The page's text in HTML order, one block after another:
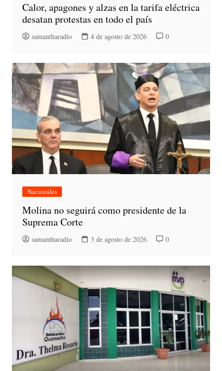
Calor, apagones y alzas en la tarifa eléctrica
desatan protestas en todo el país
samantharadio 4 de agosto de 2026 0
Nacionales
Molina no seguirá como presidente de la
Suprema Corte
samantharadio 3 de agosto de 2026 0